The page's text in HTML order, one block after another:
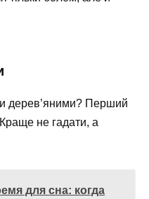
дерев’яними? Перший
не гадати, а
для сна: когда